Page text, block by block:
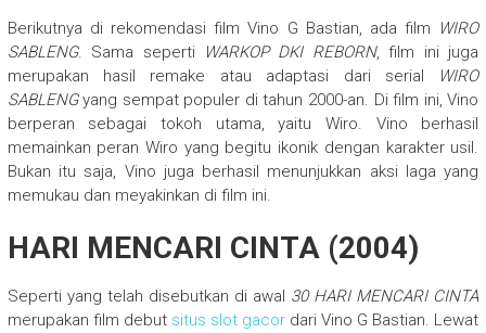
Berikutnya di rekomendasi film Vino G Bastian, ada film
WIRO
SABLENG. Sama seperti WARKOP DKI REBORN, film ini juga
merupakan hasil remake atau adaptasi dari serial
WIRO
SABLENGyang sempat populer di tahun 2000-an. Di film ini, Vino
berperan sebagai tokoh utama, yaitu Wiro. Vino berhasil
memainkan peran Wiro yang begitu ikonik dengan karakter usil.
Bukan itu saja, Vino juga berhasil menunjukkan aksi laga yang
memukau dan meyakinkan di film ini.
HARI MENCARI CINTA (2004)
Seperti yang telah disebutkan di awal 30 HARI MENCARI CINTA
merupakan film debut situs slot gacor dari Vino G Bastian. Lewat